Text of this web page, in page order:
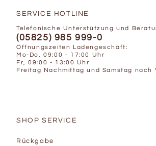
SERVICE HOTLINE
Telefonische Unterstützung und
(05825) 985 999-0
Öffnungszeiten Ladengeschäft:
Mo-Do, 09:00 - 17:00 Uhr
Fr, 09:00 - 13:00 Uhr
Freitag Nachmittag und Samstag nach
SHOP SERVICE
Rückgabe